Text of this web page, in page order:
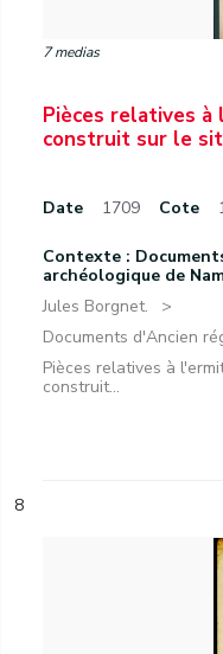
7 medias
Pièces relatives à
construit sur le
Date 1709 Cote
Contexte :
archéologique de
Jules Borgnet.
Documents d'Ancien
Pièces relatives à
construit...
8